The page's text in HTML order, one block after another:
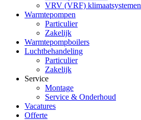
VRV (VRF) klimaatsystemen
Warmtepompen
Particulier
Zakelijk
Warmtepompboilers
Luchtbehandeling
Particulier
Zakelijk
Service
Montage
Service & Onderhoud
Vacatures
Offerte